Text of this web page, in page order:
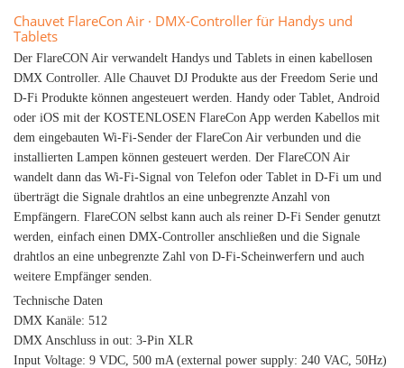
Chauvet FlareCon Air · DMX-Controller für Handys und
Tablets
Der FlareCON Air verwandelt Handys und Tablets in einen kabellosen
DMX Controller. Alle Chauvet DJ Produkte aus der Freedom Serie und
D-Fi Produkte können angesteuert werden. Handy oder Tablet, Android
oder iOS mit der KOSTENLOSEN FlareCon App werden Kabellos mit
dem eingebauten Wi-Fi-Sender der FlareCon Air verbunden und die
installierten Lampen können gesteuert werden. Der FlareCON Air
wandelt dann das Wi-Fi-Signal von Telefon oder Tablet in D-Fi um und
überträgt die Signale drahtlos an eine unbegrenzte Anzahl von
Empfängern. FlareCON selbst kann auch als reiner D-Fi Sender genutzt
werden, einfach einen DMX-Controller anschließen und die Signale
drahtlos an eine unbegrenzte Zahl von D-Fi-Scheinwerfern und auch
weitere Empfänger senden.
Technische Daten
DMX Kanäle: 512
DMX Anschluss in out: 3-Pin XLR
Input Voltage: 9 VDC, 500 mA (external power supply: 240 VAC, 50Hz)